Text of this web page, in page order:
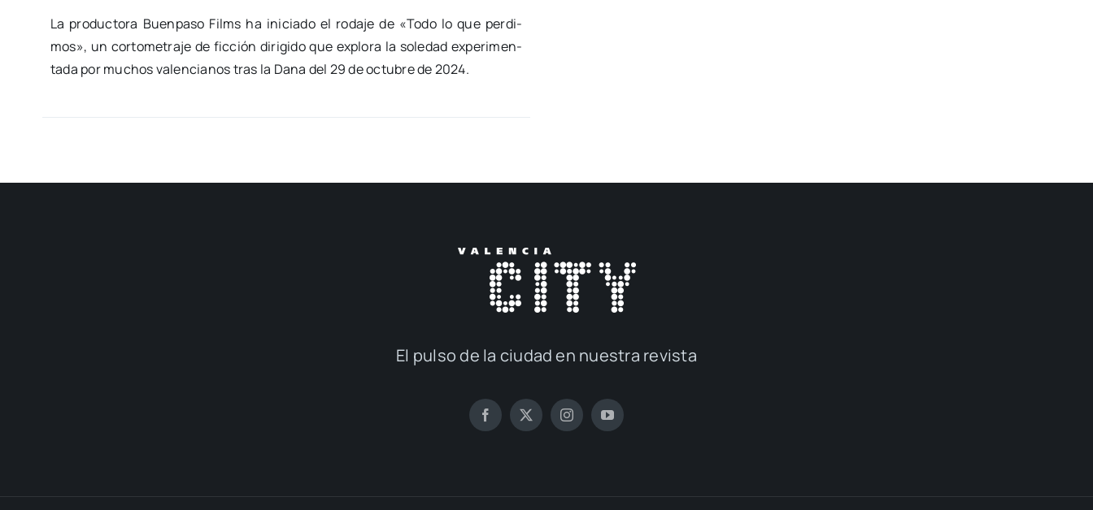
La pro­duc­to­ra Buen­pa­so Films ha ini­cia­do el roda­je de «Todo lo que per­di­
mos», un cor­to­me­tra­je de fic­ción diri­gi­do que explo­ra la sole­dad expe­ri­men­
ta­da por muchos valen­cia­nos tras la Dana del 29 de octu­bre de 2024.
El pul­so de la ciu­dad en nues­tra revis­ta